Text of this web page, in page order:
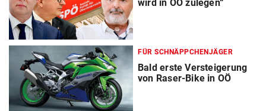
wird in OÖ zulegen“
FÜR SCHNÄPPCHENJÄGER
Bald erste Versteigerung
von Raser-Bike in OÖ